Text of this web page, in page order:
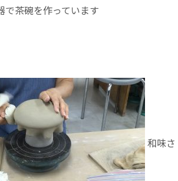
で茶碗を作っています
和味さ